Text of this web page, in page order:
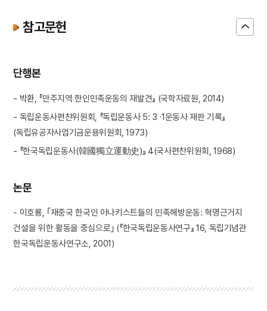
참고문헌
단행본
- 박환, 『만주지역 한인민족운동의 재발견』 (국학자료원, 2014)
- 독립운동사편찬위원회, 『독립운동사 5: 3 ·1운동사 재판 기록』
(독립유공자사업기금운용위원회, 1973)
- 『한국독립운동사(韓國獨立運動史)』 4(국사편찬위원회, 1968)
논문
- 이호룡, ｢재중국 한국인 아나키스트들의 민족해방운동: 혁명근거지
건설을 위한 활동을 중심으로｣ (『한국독립운동사연구』 16, 독립기념관
한국독립운동사연구소, 2001)